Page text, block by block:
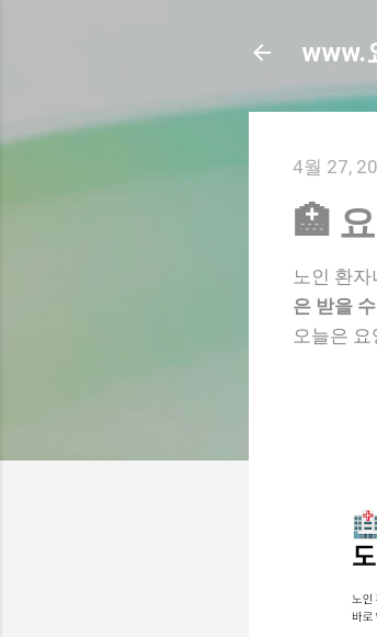
www.
4월 27,
🏥
노인 환
은 받을
오늘은